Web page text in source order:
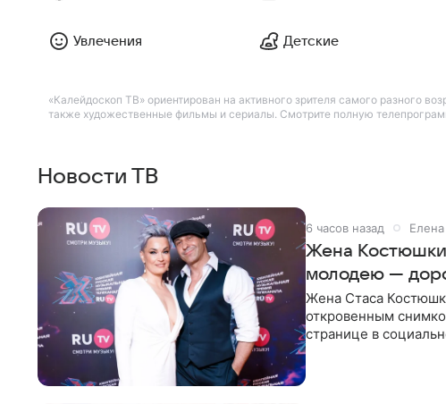
Увлечения Детские
«Калейдоскоп ТВ» ориентирован на активного зрителя самого разного
также художественные фильмы и сериалы. Смотрите полную
Новости ТВ
6 часов назад
Жена
молодею —
Жена Стаса
откровенным
странице в